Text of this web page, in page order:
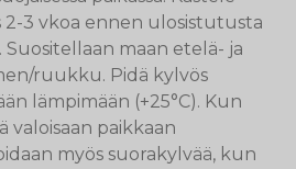
2-3 vkoa ennen ulosistutusta
maan etelä- ja
ruukku. Pidä kylvös
lämpimään (+25°C). Kun
valoisaan paikkaan
myös suorakylvää, kun